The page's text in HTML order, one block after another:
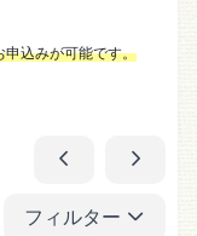
込みが可能です。
フィルター